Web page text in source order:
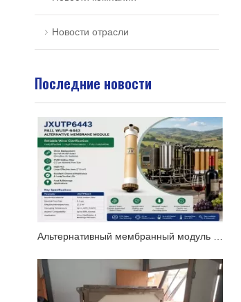
Новости отрасли
Последние новости